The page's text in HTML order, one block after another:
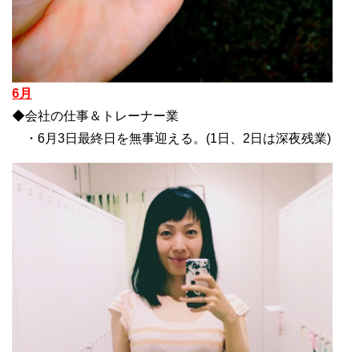
6月
◆会社の仕事＆トレーナー業
・6月3日最終日を無事迎える。(1日、2日は深夜残業)